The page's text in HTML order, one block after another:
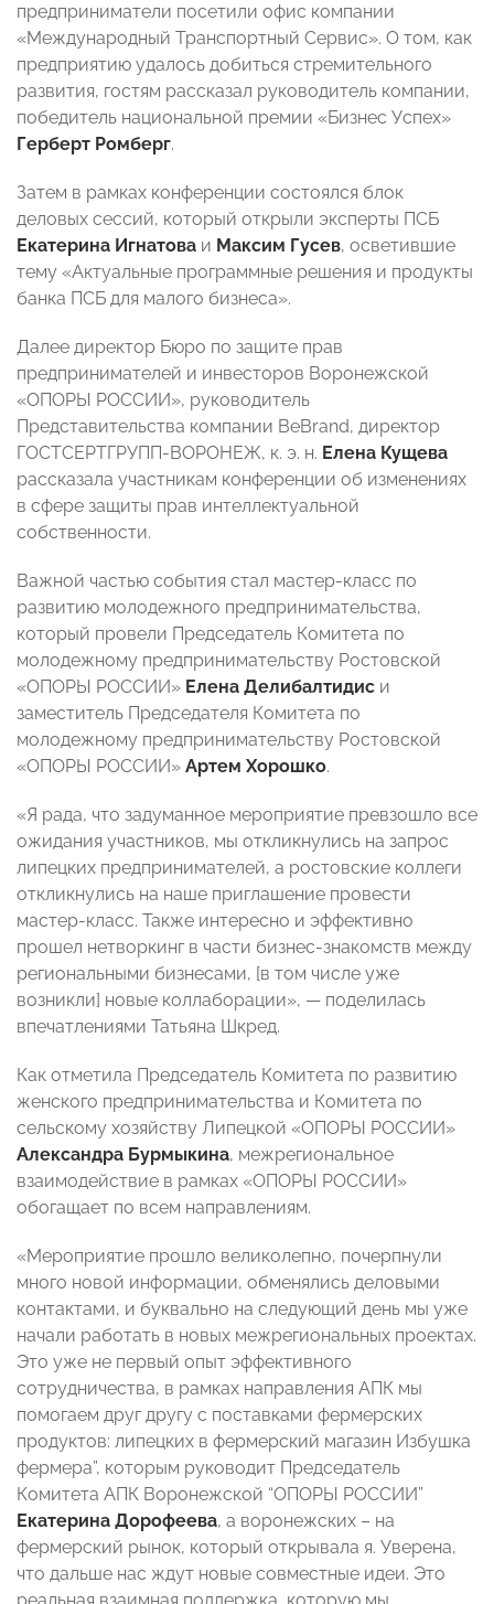
предприниматели посетили офис компании
«Международный Транспортный Сервис». О том, как
предприятию удалось добиться стремительного
развития, гостям рассказал руководитель компании,
победитель национальной премии «Бизнес Успех»
Герберт Ромберг.
Затем в рамках конференции состоялся блок
деловых сессий, который открыли эксперты ПСБ
Екатерина Игнатова и Максим Гусев, осветившие
тему «Актуальные программные решения и продукты
банка ПСБ для малого бизнеса».
Далее директор Бюро по защите прав
предпринимателей и инвесторов Воронежской
«ОПОРЫ РОССИИ», руководитель
Представительства компании BeBrand, директор
ГОСТСЕРТГРУПП-ВОРОНЕЖ, к. э. н. Елена Кущева
рассказала участникам конференции об изменениях
в сфере защиты прав интеллектуальной
собственности.
Важной частью события стал мастер-класс по
развитию молодежного предпринимательства,
который провели Председатель Комитета по
молодежному предпринимательству Ростовской
«ОПОРЫ РОССИИ» Елена Делибалтидис и
заместитель Председателя Комитета по
молодежному предпринимательству Ростовской
«ОПОРЫ РОССИИ» Артем Хорошко.
«Я рада, что задуманное мероприятие превзошло все
ожидания участников, мы откликнулись на запрос
липецких предпринимателей, а ростовские коллеги
откликнулись на наше приглашение провести
мастер-класс. Также интересно и эффективно
прошел нетворкинг в части бизнес-знакомств между
региональными бизнесами, [в том числе уже
возникли] новые коллаборации», — поделилась
впечатлениями Татьяна Шкред.
Как отметила Председатель Комитета по развитию
женского предпринимательства и Комитета по
сельскому хозяйству Липецкой «ОПОРЫ РОССИИ»
Александра Бурмыкина, межрегиональное
взаимодействие в рамках «ОПОРЫ РОССИИ»
обогащает по всем направлениям.
«Мероприятие прошло великолепно, почерпнули
много новой информации, обменялись деловыми
контактами, и буквально на следующий день мы уже
начали работать в новых межрегиональных проектах.
Это уже не первый опыт эффективного
сотрудничества, в рамках направления АПК мы
помогаем друг другу с поставками фермерских
продуктов: липецких в фермерский магазин Избушка
фермера”, которым руководит Председатель
Комитета АПК Воронежской “ОПОРЫ РОССИИ”
Екатерина Дорофеева, а воронежских – на
фермерский рынок, который открывала я. Уверена,
что дальше нас ждут новые совместные идеи. Это